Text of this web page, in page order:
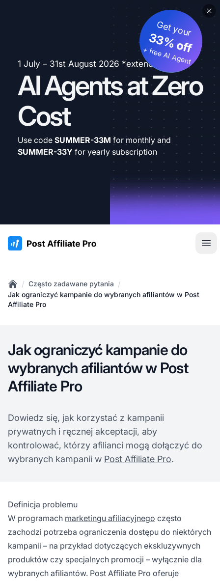
1 July – 31st August 2026 *extended
AI Agents at Zero
Cost
Get your
33% off
+ free AI Agent
Use code SUMMER-33M for monthly and
SUMMER-33Y for yearly subscription
:site.title
Home
/ Często zadawane pytania /
Jak ograniczyć kampanie do wybranych afiliantów w Post
Affiliate Pro
Jak ograniczyć kampanie do
wybranych afiliantów w Post
Affiliate Pro
Dowiedz się, jak korzystać z kampanii
prywatnych i ręcznej akceptacji, aby
kontrolować, którzy afilianci mogą dołączyć do
wybranych kampanii w Post Affiliate Pro.
Definicja problemu
W programach marketingu afiliacyjnego często
zachodzi potrzeba ograniczenia dostępu do niektórych
kampanii – na przykład dotyczących ekskluzywnych
produktów czy specjalnych promocji – wyłącznie dla
wybranych afiliantów. Post Affiliate Pro oferuje